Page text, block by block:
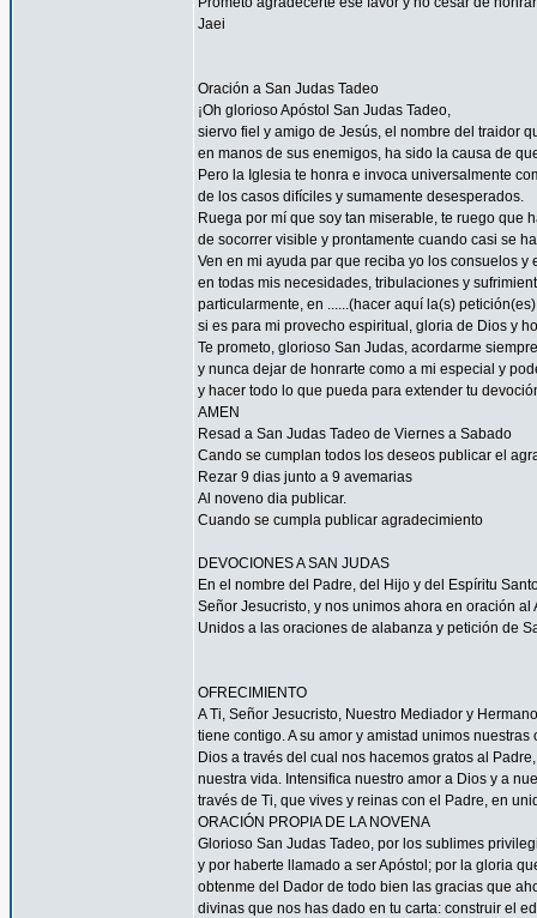
Jaei
Oración a San Judas Tadeo
¡Oh glorioso Apóstol San Judas Tadeo,
siervo fiel y amigo de Jesús, el nombre del traidor
en manos de sus enemigos, ha sido la causa de
Pero la Iglesia te honra e invoca universalmente
de los casos difíciles y sumamente desesperados.
Ruega por mí que soy tan miserable, te ruego que
de socorrer visible y prontamente cuando casi se
Ven en mi ayuda par que reciba yo los consuelos y
en todas mis necesidades, tribulaciones y
particularmente, en ......(hacer aquí la(s)
si es para mi provecho espiritual, gloria de Dios y
Te prometo, glorioso San Judas, acordarme
y nunca dejar de honrarte como a mi especial y
y hacer todo lo que pueda para extender tu
AMEN
Resad a San Judas Tadeo de Viernes a Sabado
Cando se cumplan todos los deseos publicar el
Rezar 9 dias junto a 9 avemarias
Al noveno dia publicar.
Cuando se cumpla publicar agradecimiento
DEVOCIONES A SAN JUDAS
En el nombre del Padre, del Hijo y del Espíritu
Señor Jesucristo, y nos unimos ahora en oración
Unidos a las oraciones de alabanza y petición de
OFRECIMIENTO
A Ti, Señor Jesucristo, Nuestro Mediador y
tiene contigo. A su amor y amistad unimos
Dios a través del cual nos hacemos gratos al
nuestra vida. Intensifica nuestro amor a Dios y a
través de Ti, que vives y reinas con el Padre, en
ORACIÓN PROPIA DE LA NOVENA
Glorioso San Judas Tadeo, por los sublimes
y por haberte llamado a ser Apóstol; por la gloria
obtenme del Dador de todo bien las gracias que
divinas que nos has dado en tu carta: construir el